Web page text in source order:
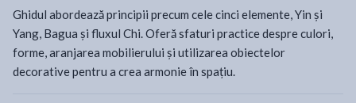
Ghidul abordează principii precum cele cinci elemente, Yin și
Yang, Bagua și fluxul Chi. Oferă sfaturi practice despre culori,
forme, aranjarea mobilierului și utilizarea obiectelor
decorative pentru a crea armonie în spațiu.